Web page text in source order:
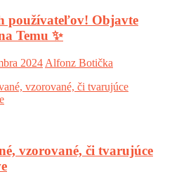
používateľov! Objavte
Temu ✨
2024 Alfonz Botička
vzorované, či tvarujúce